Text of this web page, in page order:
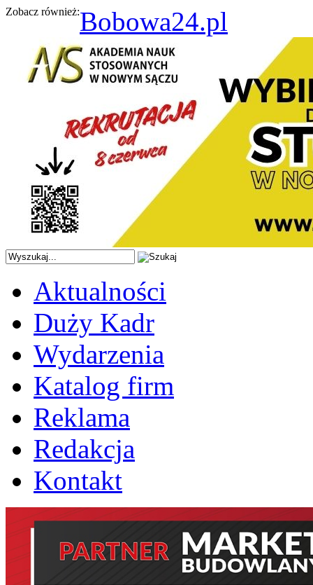
Zobacz również:Bobowa24.pl
Aktualności
Duży Kadr
Wydarzenia
Katalog firm
Reklama
Redakcja
Kontakt